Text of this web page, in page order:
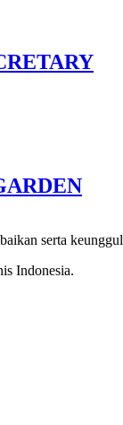
serta
Indonesia.